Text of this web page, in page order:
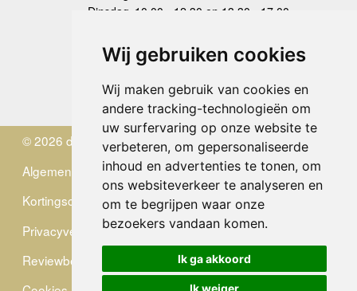
Wij gebruiken cookies
Wij maken gebruik van cookies en
andere tracking-technologieën om
uw surfervaring op onze website te
verbeteren, om gepersonaliseerde
inhoud en advertenties te tonen, om
ons websiteverkeer te analyseren en
om te begrijpen waar onze
bezoekers vandaan komen.
Ik ga akkoord
Ik weiger
Dinsdag 10.00 - 12.30 en 13.30 - 17.00
Donderdag
10.00 - 12.30 en 13.30 - 17.00
Vrijdag 10.00 - 12.30 en 13.30 - 17.00
Zaterdag
gesloten
Zondag gesloten
© 2026 de Zwerver
Algemene Voorwaarden
Kortingscode
Privacyverklaring
Reviewbeleid